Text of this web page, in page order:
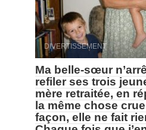
DIVERTISSEMENT
Ma belle-sœur
refiler ses trois
mère retraitée, en
la même chose
façon, elle ne fait